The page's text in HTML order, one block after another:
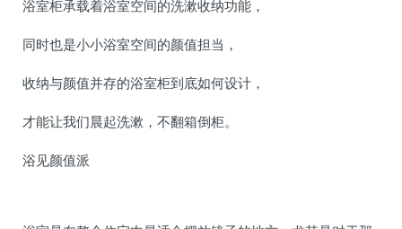
浴室柜承载着浴室空间的洗漱收纳功能，
同时也是小小浴室空间的颜值担当，
收纳与颜值并存的浴室柜到底如何设计，
才能让我们晨起洗漱，不翻箱倒柜。
浴见颜值派